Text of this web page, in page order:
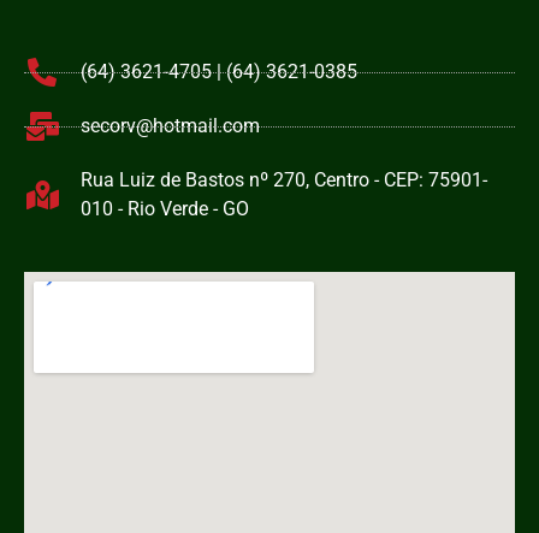
(64) 3621-4705 | (64) 3621-0385
secorv@hotmail.com
Rua Luiz de Bastos nº 270, Centro - CEP: 75901-
010 - Rio Verde - GO